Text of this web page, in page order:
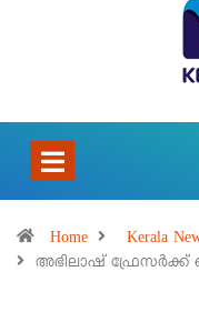
Home
Kerala
അഭിലാഷ് ഫ്രേസർക്ക്